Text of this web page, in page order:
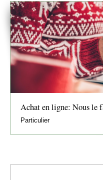
Achat en ligne: Nous le
Particulier